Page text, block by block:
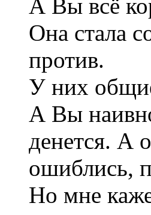
А Вы всё
Она стала
против.
У них
А Вы
денется. А
ошиблись,
Но мне